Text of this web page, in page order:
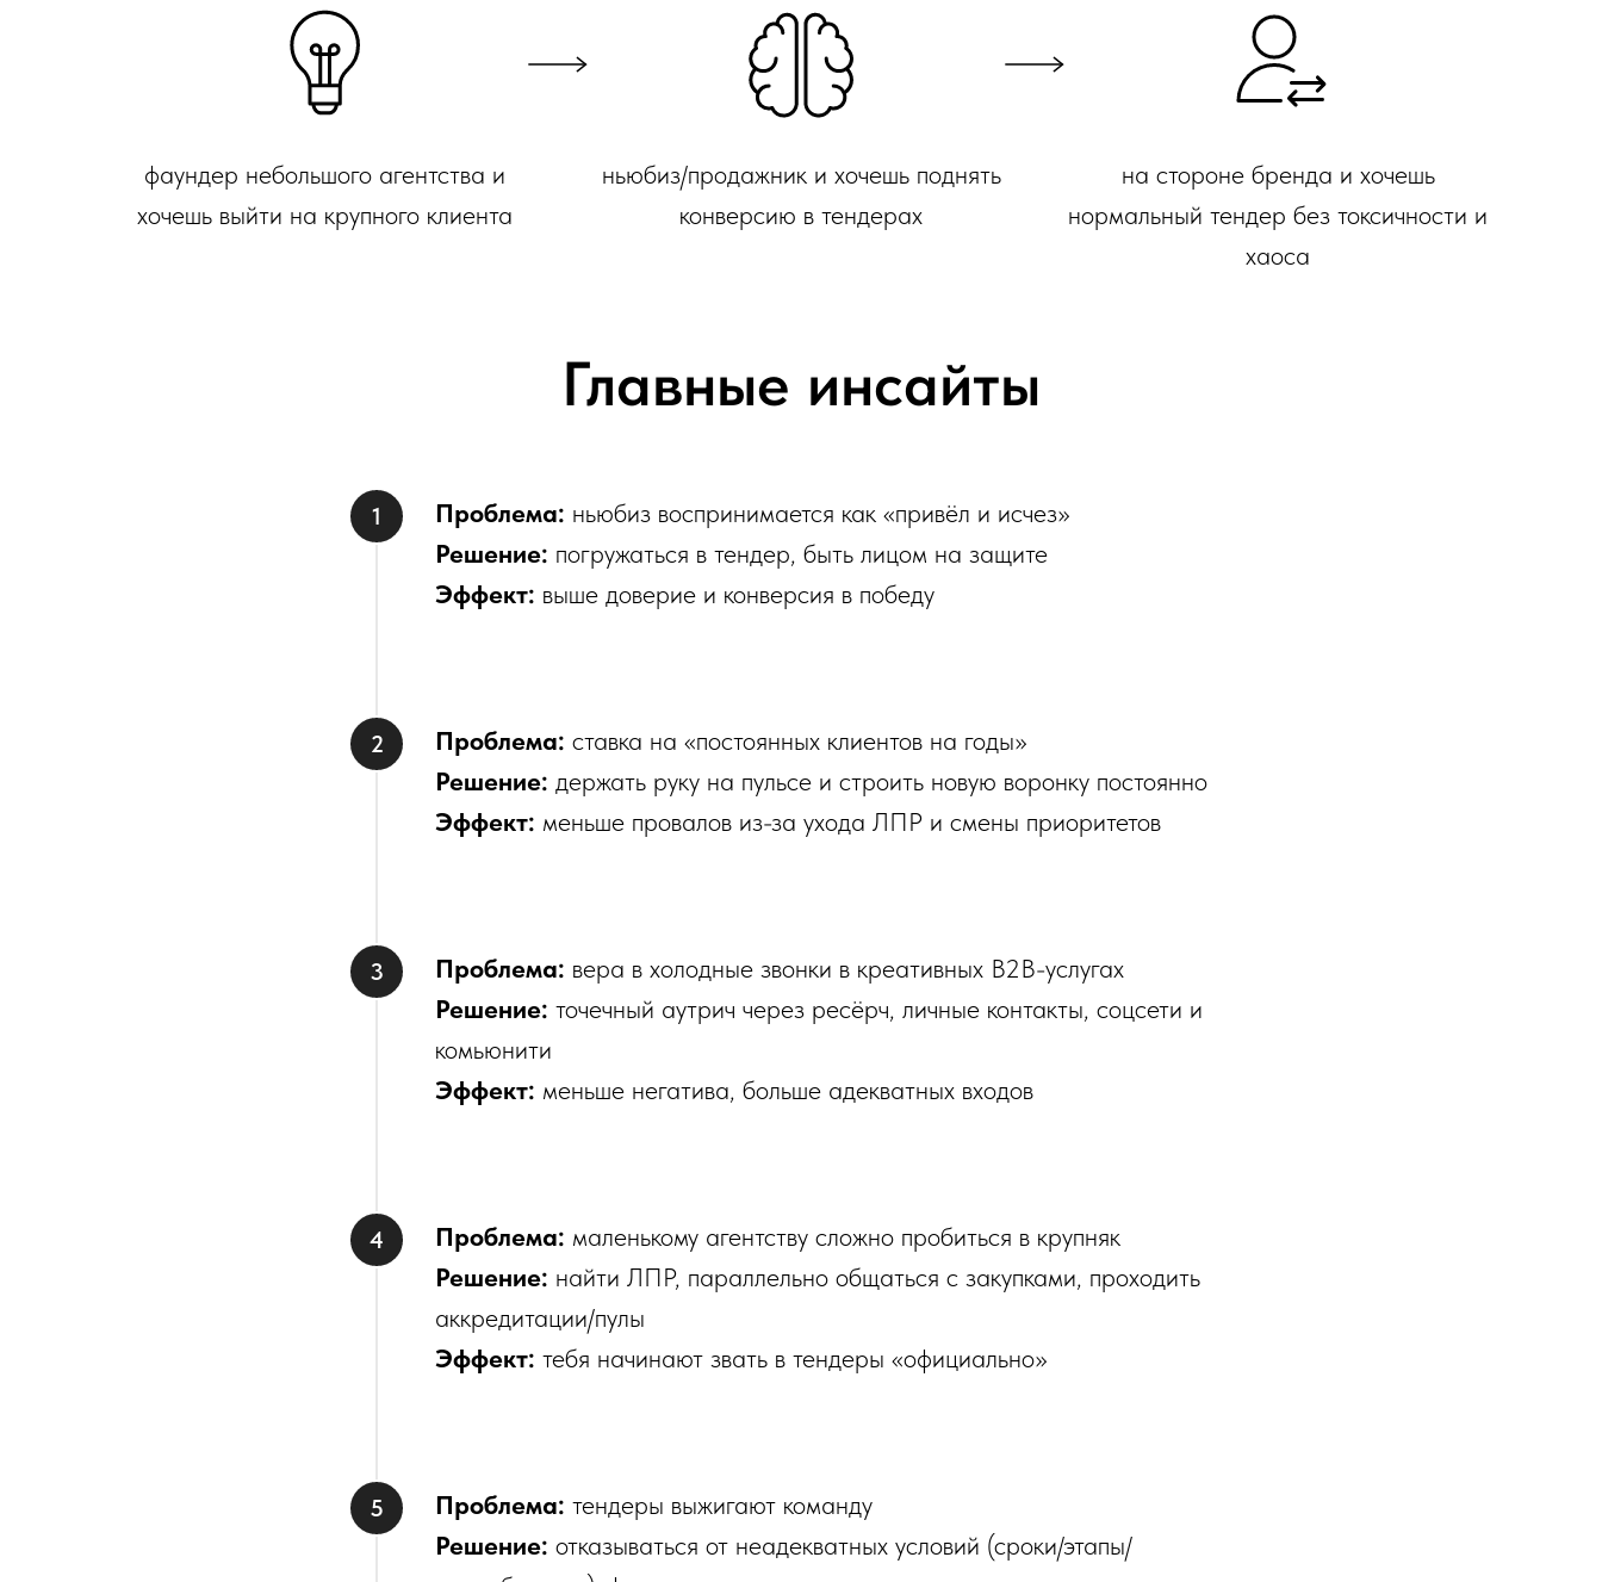
фаундер небольшого агентства и
хочешь выйти на крупного клиента
ньюбиз/продажник и хочешь поднять
конверсию в тендерах
на стороне бренда и хочешь
нормальный тендер без токсичности и
хаоса
Главные инсайты
Проблема: ньюбиз воспринимается как «привёл и исчез»
Решение: погружаться в тендер, быть лицом на защите
Эффект: выше доверие и конверсия в победу
Проблема: ставка на «постоянных клиентов на годы»
Решение: держать руку на пульсе и строить новую воронку постоянно
Эффект: меньше провалов из-за ухода ЛПР и смены приоритетов
Проблема: вера в холодные звонки в креативных B2B-услугах
Решение: точечный аутрич через ресёрч, личные контакты, соцсети и
комьюнити
Эффект: меньше негатива, больше адекватных входов
Проблема: маленькому агентству сложно пробиться в крупняк
Решение: найти ЛПР, параллельно общаться с закупками, проходить
аккредитации/пулы
Эффект: тебя начинают звать в тендеры «официально»
Проблема: тендеры выжигают команду
Решение: отказываться от неадекватных условий (сроки/этапы/